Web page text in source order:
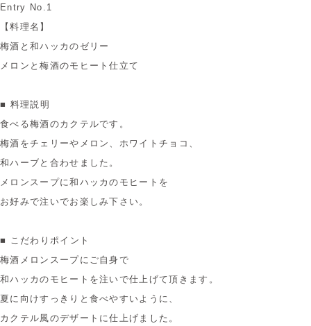
Entry No.1
【料理名】
梅酒と和ハッカのゼリー
メロンと梅酒のモヒート仕立て
■ 料理説明
食べる梅酒のカクテルです。
梅酒をチェリーやメロン、ホワイトチョコ、
和ハーブと合わせました。
メロンスープに和ハッカのモヒートを
お好みで注いでお楽しみ下さい。
■ こだわりポイント
梅酒メロンスープにご自身で
和ハッカのモヒートを注いで仕上げて頂きます。
夏に向けすっきりと食べやすいように、
カクテル風のデザートに仕上げました。